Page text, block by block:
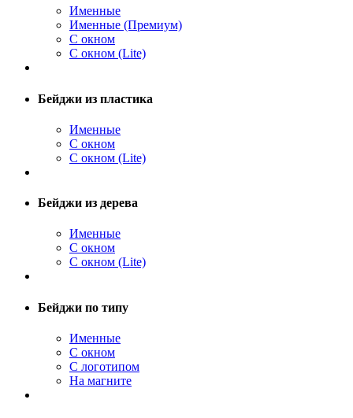
Именные
Именные (Премиум)
С окном
С окном (Lite)
Бейджи из пластика
Именные
С окном
С окном (Lite)
Бейджи из дерева
Именные
С окном
С окном (Lite)
Бейджи по типу
Именные
С окном
С логотипом
На магните